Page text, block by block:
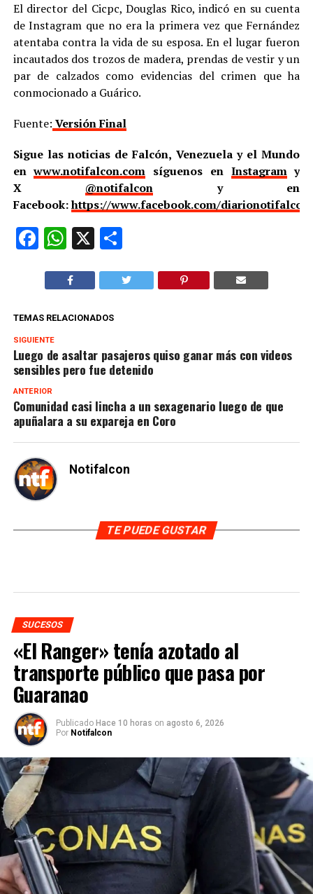
El director del Cicpc, Douglas Rico, indicó en su cuenta
de Instagram que no era la primera vez que Fernández
atentaba contra la vida de su esposa. En el lugar fueron
incautados dos trozos de madera, prendas de vestir y un
par de calzados como evidencias del crimen que ha
conmocionado a Guárico.
Fuente: Versión Final
Sigue las noticias de Falcón, Venezuela y el Mundo
enwww.notifalcon.com síguenos en Instagramy
X @notifalcon y en
Facebook:https://www.facebook.com/
Facebook
WhatsApp
X
TEMAS RELACIONADOS
SIGUIENTE
Luego de asaltar pasajeros quiso ganar más con videos
sensibles pero fue detenido
ANTERIOR
Comunidad casi lincha a un sexagenario luego de que
apuñalara a su expareja en Coro
Notifalcon
TE PUEDE GUSTAR
SUCESOS
«El Ranger» tenía azotado al
transporte público que pasa por
Guaranao
Publicado Hace 10 horas on agosto 6, 2026
Por Notifalcon